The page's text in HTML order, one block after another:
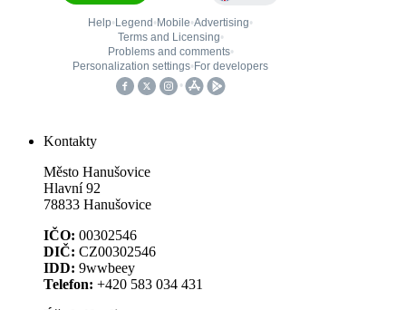
Kontakty
Město Hanušovice
Hlavní 92
78833 Hanušovice
IČO: 00302546
DIČ: CZ00302546
IDD: 9wwbeey
Telefon: +420 583 034 431